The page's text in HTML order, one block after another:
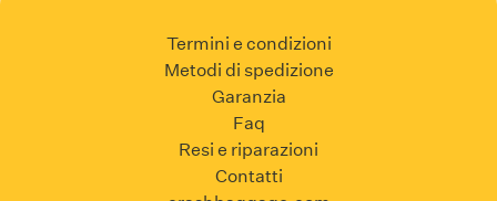
Termini e condizioni
Metodi di spedizione
Garanzia
Faq
Resi e riparazioni
Contatti